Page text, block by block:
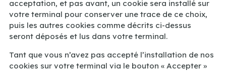
acceptation, et pas avant, un cookie sera installé sur
votre terminal pour conserver une trace de ce choix,
puis les autres cookies comme décrits ci-dessus
seront déposés et lus dans votre terminal.
Tant que vous n’avez pas accepté l’installation de nos
cookies sur votre terminal via le bouton « Accepter »